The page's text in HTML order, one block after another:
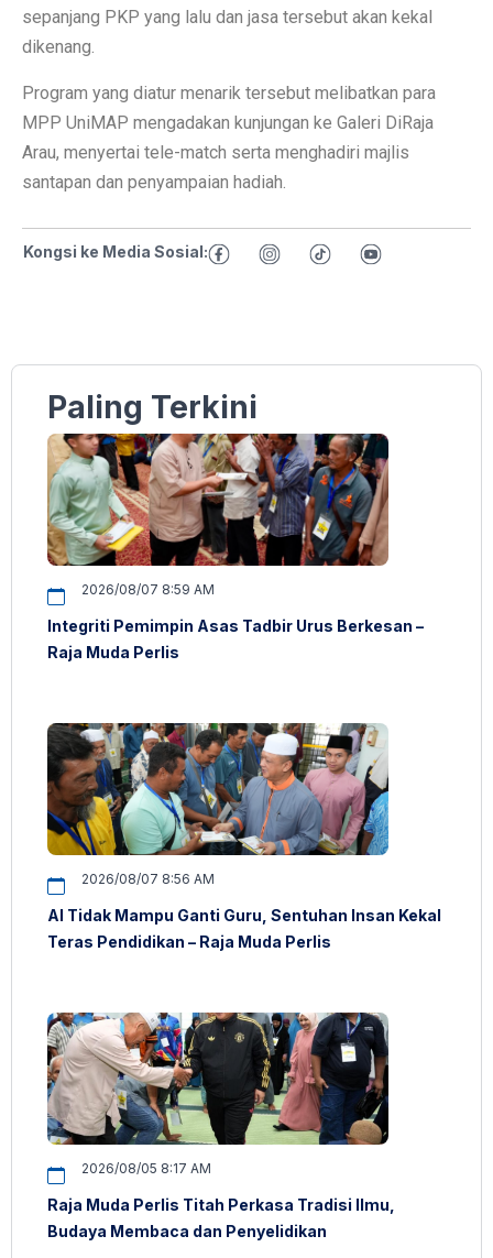
sepanjang PKP yang lalu dan jasa tersebut akan kekal
dikenang.
Program yang diatur menarik tersebut melibatkan para
MPP UniMAP mengadakan kunjungan ke Galeri DiRaja
Arau, menyertai tele-match serta menghadiri majlis
santapan dan penyampaian hadiah.
Kongsi ke Media Sosial:
Paling Terkini
2026/08/07 8:59 AM
Integriti Pemimpin Asas Tadbir Urus Berkesan –
Raja Muda Perlis
2026/08/07 8:56 AM
AI Tidak Mampu Ganti Guru, Sentuhan Insan Kekal
Teras Pendidikan – Raja Muda Perlis
2026/08/05 8:17 AM
Raja Muda Perlis Titah Perkasa Tradisi Ilmu,
Budaya Membaca dan Penyelidikan